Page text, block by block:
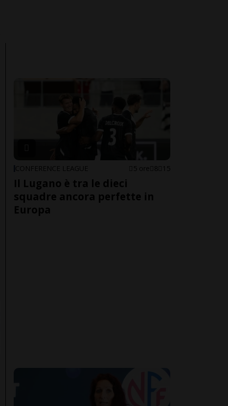
CONFERENCE LEAGUE 5 ore 8 15
Il Lugano è tra le dieci
squadre ancora perfette in
Europa